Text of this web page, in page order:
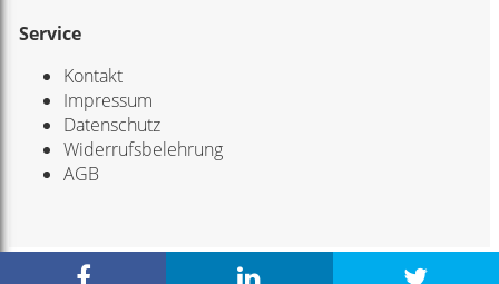
Service
Kontakt
Impressum
Datenschutz
Widerrufsbelehrung
AGB